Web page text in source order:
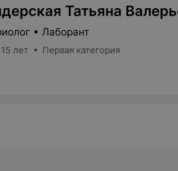
Татьяна
• Лаборант
лет • Первая категория